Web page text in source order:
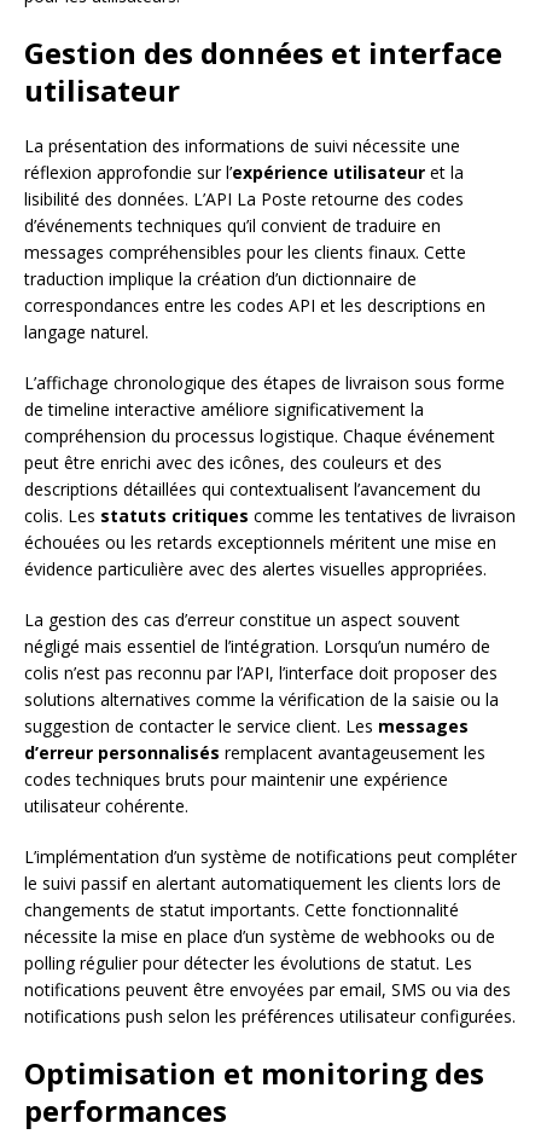
Gestion des données et interface
utilisateur
La présentation des informations de suivi nécessite une
réflexion approfondie sur l’expérience utilisateur et la
lisibilité des données. L’API La Poste retourne des codes
d’événements techniques qu’il convient de traduire en
messages compréhensibles pour les clients finaux. Cette
traduction implique la création d’un dictionnaire de
correspondances entre les codes API et les descriptions en
langage naturel.
L’affichage chronologique des étapes de livraison sous forme
de timeline interactive améliore significativement la
compréhension du processus logistique. Chaque événement
peut être enrichi avec des icônes, des couleurs et des
descriptions détaillées qui contextualisent l’avancement du
colis. Les statuts critiques comme les tentatives de livraison
échouées ou les retards exceptionnels méritent une mise en
évidence particulière avec des alertes visuelles appropriées.
La gestion des cas d’erreur constitue un aspect souvent
négligé mais essentiel de l’intégration. Lorsqu’un numéro de
colis n’est pas reconnu par l’API, l’interface doit proposer des
solutions alternatives comme la vérification de la saisie ou la
suggestion de contacter le service client. Les messages
d’erreur personnalisés remplacent avantageusement les
codes techniques bruts pour maintenir une expérience
utilisateur cohérente.
L’implémentation d’un système de notifications peut compléter
le suivi passif en alertant automatiquement les clients lors de
changements de statut importants. Cette fonctionnalité
nécessite la mise en place d’un système de webhooks ou de
polling régulier pour détecter les évolutions de statut. Les
notifications peuvent être envoyées par email, SMS ou via des
notifications push selon les préférences utilisateur configurées.
Optimisation et monitoring des
performances